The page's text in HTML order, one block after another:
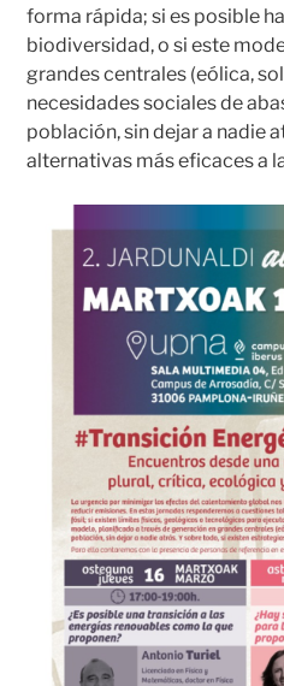
forma rápida; si es posible
biodiversidad, o si este
grandes centrales (eólica,
necesidades sociales de
población, sin dejar a nadie
alternativas más eficaces a